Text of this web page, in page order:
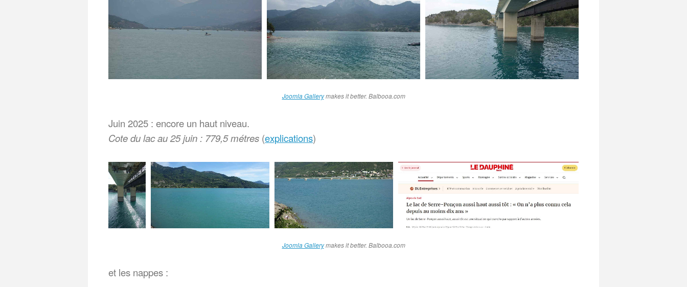
Joomla Gallerymakes it better. Balbooa.com
Juin 2025 : encore un haut niveau.
Cote du lac au 25 juin : 779,5 métres (explications)
Joomla Gallerymakes it better. Balbooa.com
et les nappes :